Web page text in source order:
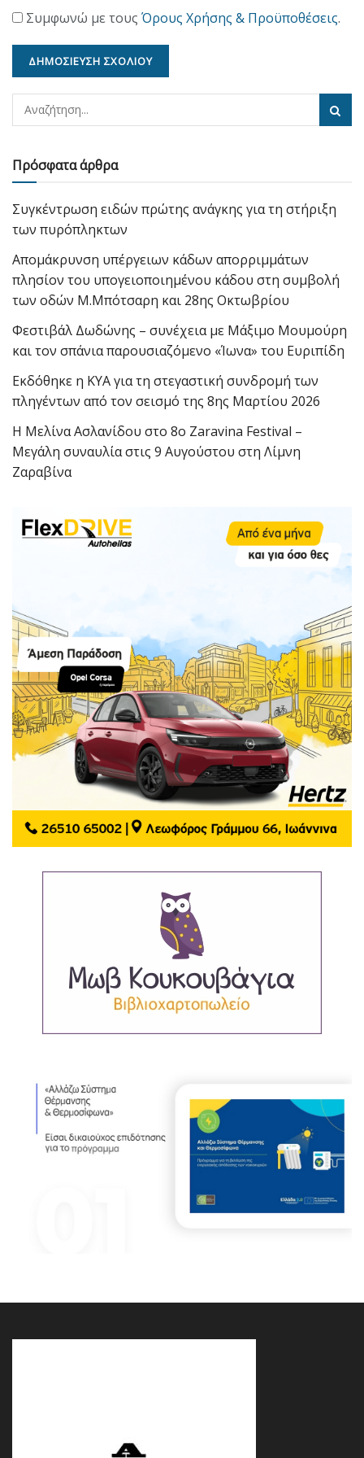
Συμφωνώ με τους Όρους Χρήσης & Προϋποθέσεις.
Πρόσφατα άρθρα
Συγκέντρωση ειδών πρώτης ανάγκης για τη στήριξη
των πυρόπληκτων
Απομάκρυνση υπέργειων κάδων απορριμμάτων
πλησίον του υπογειοποιημένου κάδου στη συμβολή
των οδών Μ.Μπότσαρη και 28ης Οκτωβρίου
Φεστιβάλ Δωδώνης – συνέχεια με Μάξιμο Μουμούρη
και τον σπάνια παρουσιαζόμενο «Ίωνα» του Ευριπίδη
Εκδόθηκε η ΚΥΑ για τη στεγαστική συνδρομή των
πληγέντων από τον σεισμό της 8ης Μαρτίου 2026
Η Μελίνα Ασλανίδου στο 8ο Zaravina Festival –
Μεγάλη συναυλία στις 9 Αυγούστου στη Λίμνη
Ζαραβίνα